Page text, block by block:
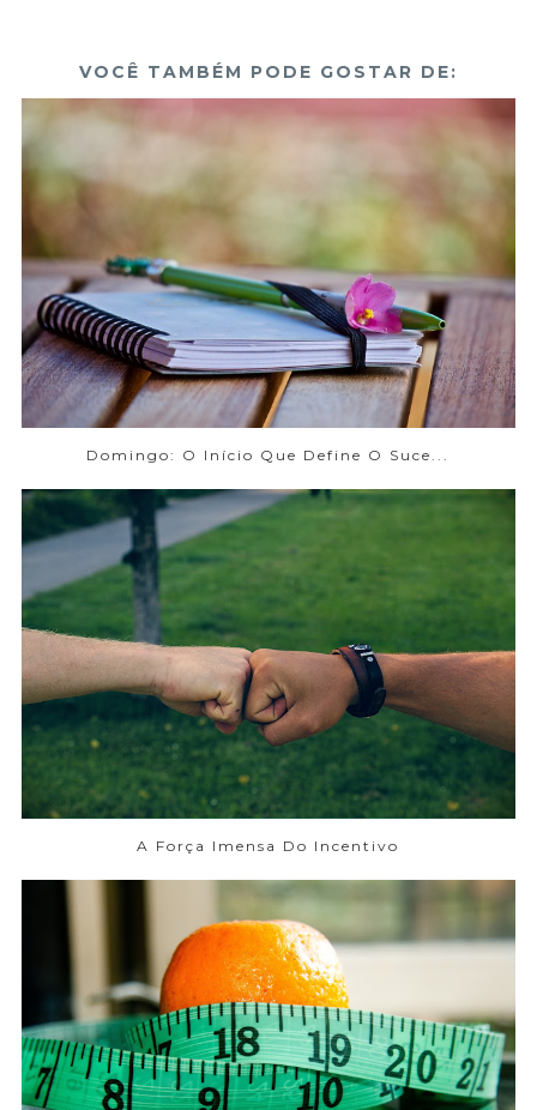
VOCÊ TAMBÉM PODE GOSTAR DE:
Domingo: O Início Que Define O Suce...
A Força Imensa Do Incentivo